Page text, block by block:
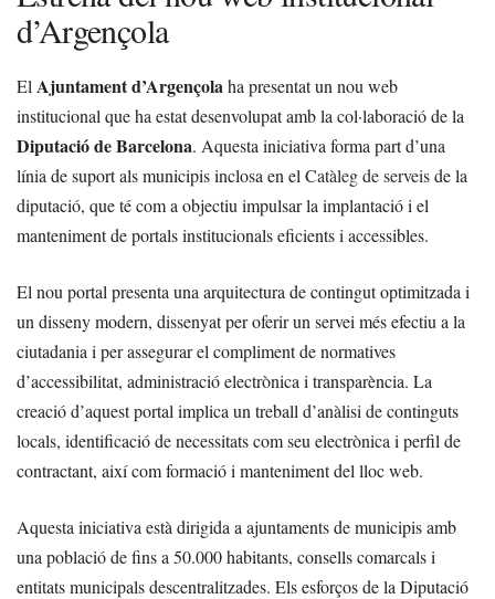
d’Argençola
El Ajuntament d’Argençolaha presentat un nou web
institucional que ha estat desenvolupat amb la col·laboració de la
Diputació de Barcelona. Aquesta iniciativa forma part d’una
línia de suport als municipis inclosa en el Catàleg de serveisde la
diputació, que té com a objectiu impulsar la implantació i el
manteniment de portals institucionals eficients i accessibles.
El nou portal presenta una arquitectura de contingut optimitzada i
un disseny modern, dissenyat per oferir un servei més efectiu a la
ciutadania i per assegurar el compliment de normatives
d’accessibilitat, administració electrònica i transparència. La
creació d’aquest portal implica un treball d’anàlisi de continguts
locals, identificació de necessitats com seu electrònica i perfil de
contractant, així com formació i manteniment del lloc web.
Aquesta iniciativa està dirigida a ajuntaments de municipis amb
una població de fins a 50.000 habitants, consells comarcals i
entitats municipals descentralitzades. Els esforços de la Diputació